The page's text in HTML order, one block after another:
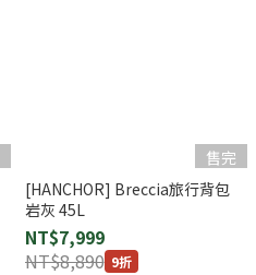
售完
[HANCHOR] Breccia旅行背包
岩灰 45L
NT$7,999
NT$8,890 9折